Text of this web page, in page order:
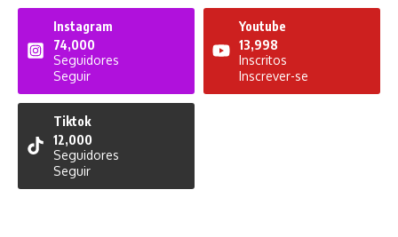
Instagram
74,000
Seguidores
Seguir
Youtube
13,998
Inscritos
Inscrever-se
Tiktok
12,000
Seguidores
Seguir